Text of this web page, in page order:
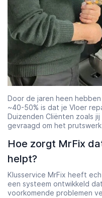
Door de jaren heen
~40-50% is dat je Vloer
Duizenden Cliënten zoals
gevraagd om het
Hoe zorgt MrFix
helpt?
Klusservice MrFix heeft
een systeem ontwikkeld
voorkomende problemen